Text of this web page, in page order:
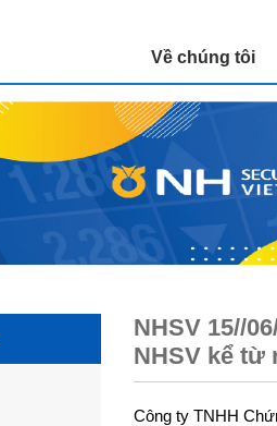
Về chúng tôi
NHSV 15//
NHSV kể từ
Công ty TNHH